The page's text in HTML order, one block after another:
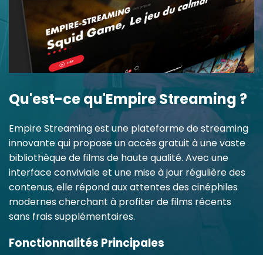
Qu'est-ce qu'Empire Streaming ?
Empire Streaming est une plateforme de streaming
innovante qui propose un accès gratuit à une vaste
bibliothèque de films de haute qualité. Avec une
interface conviviale et une mise à jour régulière des
contenus, elle répond aux attentes des cinéphiles
modernes cherchant à profiter de films récents
sans frais supplémentaires.
Fonctionnalités Principales